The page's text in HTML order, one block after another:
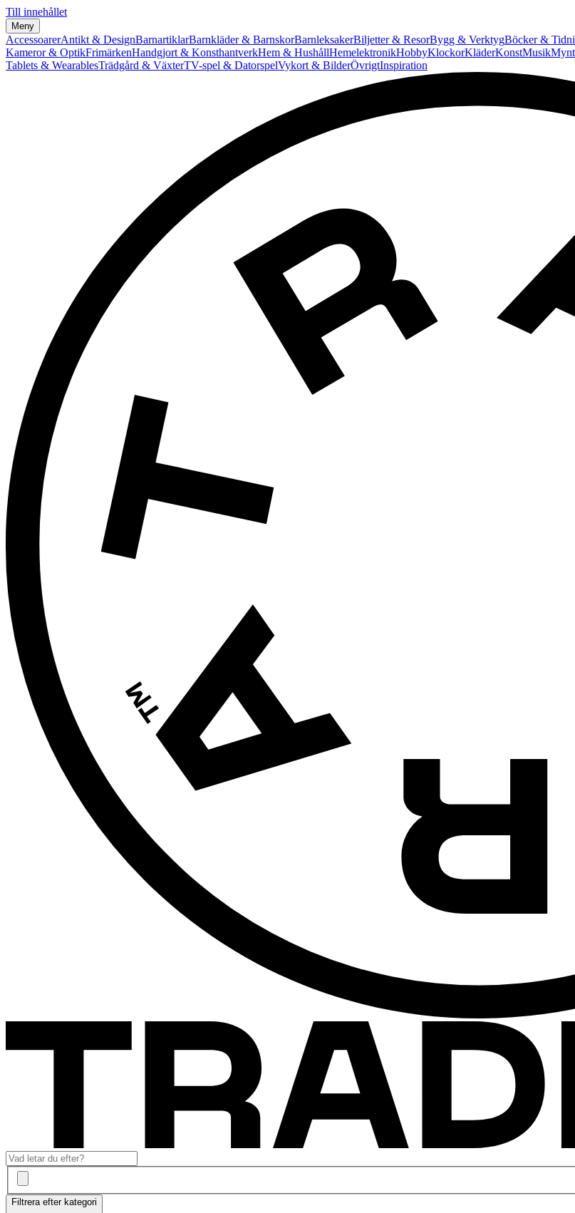
Till innehållet
Meny
AccessoarerAntikt & DesignBarnartiklarBarnkläder & BarnskorBarnleksakerBiljetter & ResorBygg & VerktygBöcker &
Kameror & OptikFrimärkenHandgjort & KonsthantverkHem & HushållHemelektronikHobbyKlockorKläderKonstMusik
Tablets & WearablesTrädgård & VäxterTV-spel & DatorspelVykort & BilderÖvrigtInspiration
Filtrera efter kategori